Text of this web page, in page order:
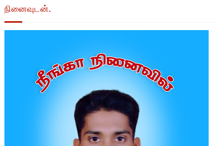
நினைவுடன்.